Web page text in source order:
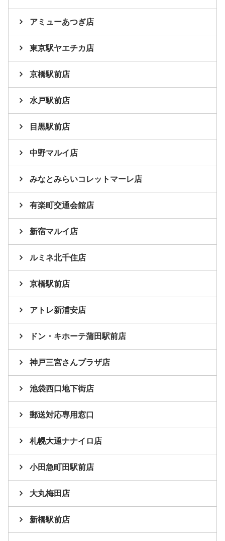
アミューあつぎ店
東京駅ヤエチカ店
京橋駅前店
水戸駅前店
目黒駅前店
中野マルイ店
みなとみらいコレットマーレ店
有楽町交通会館店
新宿マルイ店
ルミネ北千住店
京橋駅前店
アトレ新浦安店
ドン・キホーテ蒲田駅前店
神戸三宮さんプラザ店
池袋西口地下街店
郵送対応専用窓口
札幌大通ナナイロ店
小田急町田駅前店
大丸梅田店
新橋駅前店